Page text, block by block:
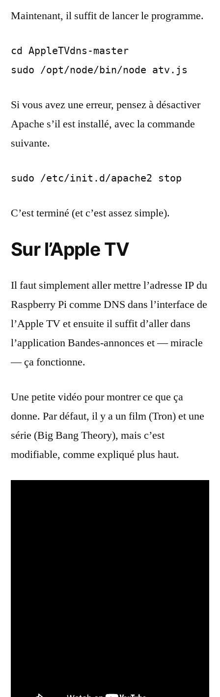
Maintenant, il suffit de lancer le programme.
cd AppleTVdns-master
sudo /opt/node/bin/node atv.js
Si vous avez une erreur, pensez à désactiver
Apache s’il est installé, avec la commande
suivante.
sudo /etc/init.d/apache2 stop
C’est terminé (et c’est assez simple).
Sur l’Apple TV
Il faut simplement aller mettre l’adresse IP du
Raspberry Pi comme DNS dans l’interface de
l’Apple TV et ensuite il suffit d’aller dans
l’application Bandes-annonces et — miracle
— ça fonctionne.
Une petite vidéo pour montrer ce que ça
donne. Par défaut, il y a un film (Tron) et une
série (Big Bang Theory), mais c’est
modifiable, comme expliqué plus haut.